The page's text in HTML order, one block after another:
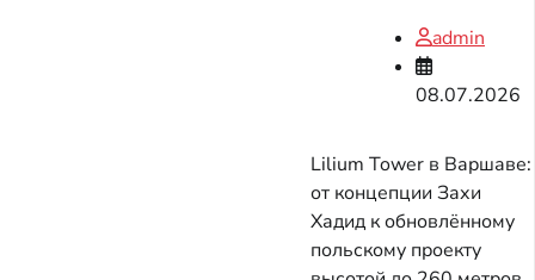
admin
08.07.2026
Lilium Tower в Варшаве:
от концепции Захи
Хадид к обновлённому
польскому проекту